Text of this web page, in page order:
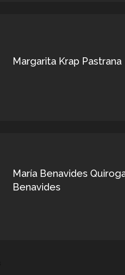
Margarita Krap Pastrana
María Benavides
Benavides